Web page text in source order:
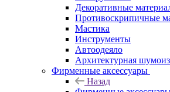
Декоративные
Противоскрипичные
Мастика
Инструменты
Автоодеяло
Архитектурная
Фирменные аксессуары
Назад